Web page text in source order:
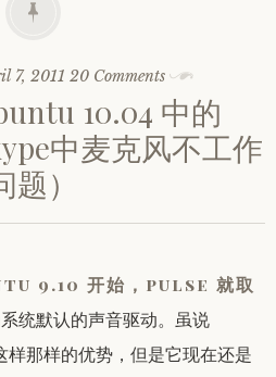
7, 2011 20 Comments
10.04 中的
中麦克风不工作
题）
9.10 开始，pulse 就取
统默认的声音驱动。虽说
那样的优势，但是它现在还是